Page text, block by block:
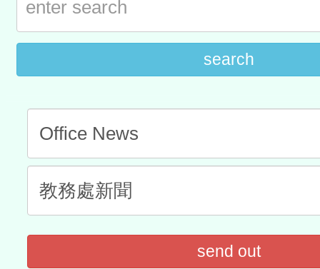
位及節水達人選拔活動」
市孔廟祈福系列活動—儒
2026年桃園地景藝術節教
search
send out